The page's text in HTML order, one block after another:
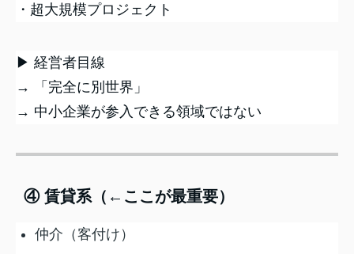
・超大規模プロジェクト
▶ 経営者目線
→ 「完全に別世界」
→ 中小企業が参入できる領域ではない
④ 賃貸系（←ここが最重要）
仲介（客付け）